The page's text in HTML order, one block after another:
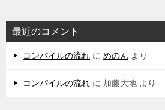
最近のコメント
コンパイルの流れ に めのん より
コンパイルの流れ に 加藤大地 より